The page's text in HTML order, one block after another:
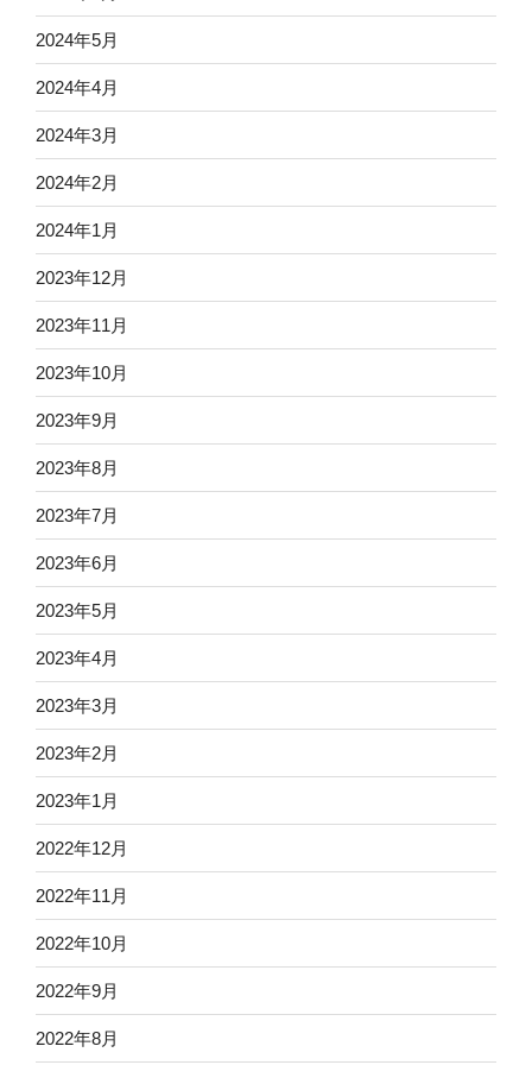
2024年5月
2024年4月
2024年3月
2024年2月
2024年1月
2023年12月
2023年11月
2023年10月
2023年9月
2023年8月
2023年7月
2023年6月
2023年5月
2023年4月
2023年3月
2023年2月
2023年1月
2022年12月
2022年11月
2022年10月
2022年9月
2022年8月